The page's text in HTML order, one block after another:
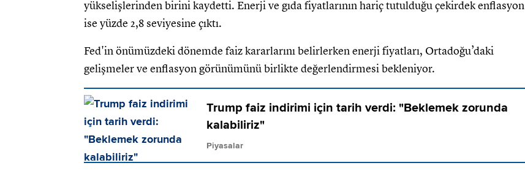
yükselişlerinden birini kaydetti. Enerji ve gıda fiyatlarının hariç tutulduğu çekirdek enflasyon
ise yüzde 2,8 seviyesine çıktı.
Fed'in önümüzdeki dönemde faiz kararlarını belirlerken enerji fiyatları, Ortadoğu’daki
gelişmeler ve enflasyon görünümünü birlikte değerlendirmesi bekleniyor.
Trump faiz indirimi için tarih verdi: "Beklemek zorunda
kalabiliriz"
Piyasalar